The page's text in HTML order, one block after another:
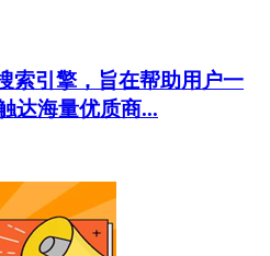
索引擎，旨在帮助用户一
达海量优质商...